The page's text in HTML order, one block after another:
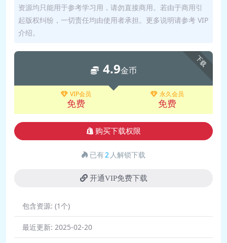
资源均只能用于参考学习用，请勿直接商用。若由于商用引
起版权纠纷，一切责任均由使用者承担。更多说明请参考 VIP
介绍。
下载
4.9金币
VIP会员
免费
永久会员
免费
购买下载权限
已有2 人解锁下载
开通VIP免费下载
包含资源: (1个)
最近更新: 2025-02-20